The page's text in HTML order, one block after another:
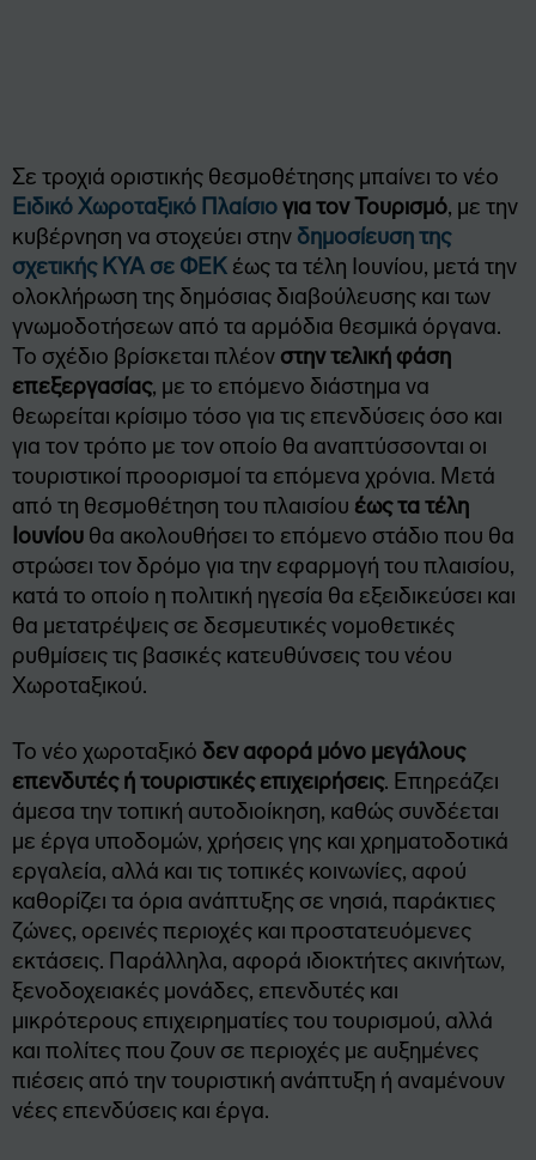
Σε τροχιά οριστικής θεσμοθέτησης μπαίνει το νέο
Ειδικό Χωροταξικό Πλαίσιογια τον Τουρισμό, με την
κυβέρνηση να στοχεύει στην δημοσίευση της
σχετικής ΚΥΑ σε ΦΕΚ έως τα τέλη Ιουνίου, μετά την
ολοκλήρωση της δημόσιας διαβούλευσης και των
γνωμοδοτήσεων από τα αρμόδια θεσμικά όργανα.
Το σχέδιο βρίσκεται πλέον στην τελική φάση
επεξεργασίας, με το επόμενο διάστημα να
θεωρείται κρίσιμο τόσο για τις επενδύσεις όσο και
για τον τρόπο με τον οποίο θα αναπτύσσονται οι
τουριστικοί προορισμοί τα επόμενα χρόνια. Μετά
από τη θεσμοθέτηση του πλαισίου έως τα τέλη
Ιουνίου θα ακολουθήσει το επόμενο στάδιο που θα
στρώσει τον δρόμο για την εφαρμογή του πλαισίου,
κατά το οποίο η πολιτική ηγεσία θα εξειδικεύσει και
θα μετατρέψεις σε δεσμευτικές νομοθετικές
ρυθμίσεις τις βασικές κατευθύνσεις του νέου
Χωροταξικού.
Το νέο χωροταξικό δεν αφορά μόνο μεγάλους
επενδυτές ή τουριστικές επιχειρήσεις. Επηρεάζει
άμεσα την τοπική αυτοδιοίκηση, καθώς συνδέεται
με έργα υποδομών, χρήσεις γης και χρηματοδοτικά
εργαλεία, αλλά και τις τοπικές κοινωνίες, αφού
καθορίζει τα όρια ανάπτυξης σε νησιά, παράκτιες
ζώνες, ορεινές περιοχές και προστατευόμενες
εκτάσεις. Παράλληλα, αφορά ιδιοκτήτες ακινήτων,
ξενοδοχειακές μονάδες, επενδυτές και
μικρότερους επιχειρηματίες του τουρισμού, αλλά
και πολίτες που ζουν σε περιοχές με αυξημένες
πιέσεις από την τουριστική ανάπτυξη ή αναμένουν
νέες επενδύσεις και έργα.